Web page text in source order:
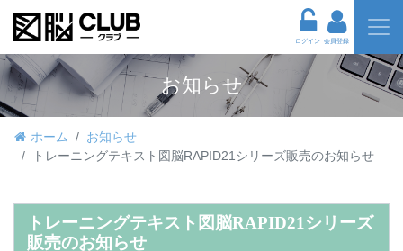
ログイン 会員登録
お知らせ
ホーム
お知らせ
トレーニングテキスト図脳RAPID21シリーズ販売のお知らせ
トレーニングテキスト図脳RAPID21シリーズ
販売のお知らせ